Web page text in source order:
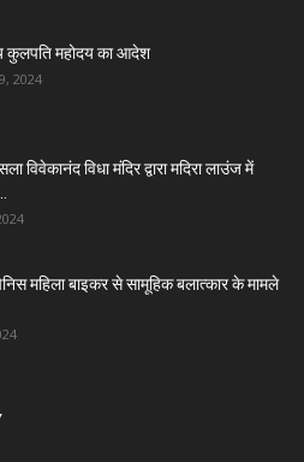
कुलपति महोदय का आदेश
2024
विवेकानंद विधा मंदिर द्वारा मदिरा लाउंज में
महिला बाइकर से सामूहिक बलात्कार के मामले